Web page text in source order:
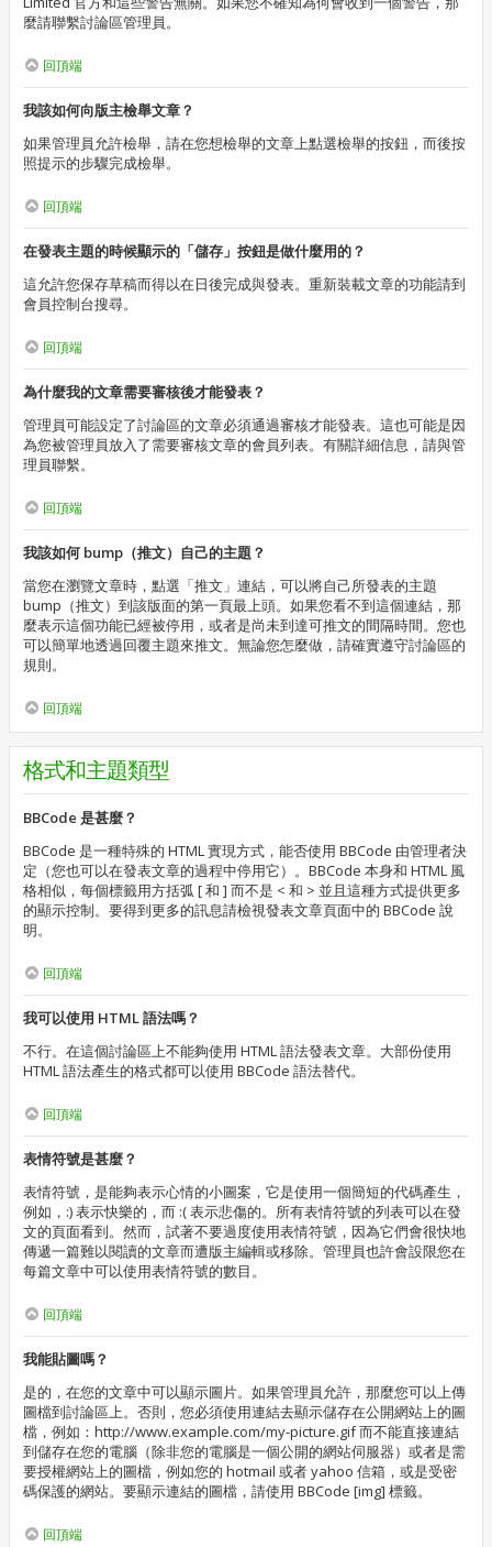
麼請聯繫討論區管理員。
回頂端
我該如何向版主檢舉文章？
如果管理員允許檢舉，請在您想檢舉的文章上點選檢舉的按鈕，而後按
照提示的步驟完成檢舉。
回頂端
在發表主題的時候顯示的「儲存」按鈕是做什麼用的？
這允許您保存草稿而得以在日後完成與發表。重新裝載文章的功能請到
會員控制台搜尋。
回頂端
為什麼我的文章需要審核後才能發表？
管理員可能設定了討論區的文章必須通過審核才能發表。這也可能是因
為您被管理員放入了需要審核文章的會員列表。有關詳細信息，請與管
理員聯繫。
回頂端
我該如何 bump（推文）自己的主題？
當您在瀏覽文章時，點選「推文」連結，可以將自己所發表的主題
bump（推文）到該版面的第一頁最上頭。如果您看不到這個連結，那
麼表示這個功能已經被停用，或者是尚未到達可推文的間隔時間。您也
可以簡單地透過回覆主題來推文。無論您怎麼做，請確實遵守討論區的
規則。
回頂端
格式和主題類型
BBCode 是甚麼？
BBCode 是一種特殊的 HTML 實現方式，能否使用 BBCode 由管理者決
定（您也可以在發表文章的過程中停用它）。BBCode 本身和 HTML 風
格相似，每個標籤用方括弧 [ 和 ] 而不是 < 和 > 並且這種方式提供更多
的顯示控制。要得到更多的訊息請檢視發表文章頁面中的 BBCode 說
明。
回頂端
我可以使用 HTML 語法嗎？
不行。在這個討論區上不能夠使用 HTML 語法發表文章。大部份使用
HTML 語法產生的格式都可以使用 BBCode 語法替代。
回頂端
表情符號是甚麼？
表情符號，是能夠表示心情的小圖案，它是使用一個簡短的代碼產生，
例如，:) 表示快樂的，而 :( 表示悲傷的。所有表情符號的列表可以在發
文的頁面看到。然而，試著不要過度使用表情符號，因為它們會很快地
傳遞一篇難以閱讀的文章而遭版主編輯或移除。管理員也許會設限您在
每篇文章中可以使用表情符號的數目。
回頂端
我能貼圖嗎？
是的，在您的文章中可以顯示圖片。如果管理員允許，那麼您可以上傳
圖檔到討論區上。否則，您必須使用連結去顯示儲存在公開網站上的圖
檔，例如：http://www.example.com/my-picture.gif 而不能直接連結
到儲存在您的電腦（除非您的電腦是一個公開的網站伺服器）或者是需
要授權網站上的圖檔，例如您的 hotmail 或者 yahoo 信箱，或是受密
碼保護的網站。要顯示連結的圖檔，請使用 BBCode [img] 標籤。
回頂端